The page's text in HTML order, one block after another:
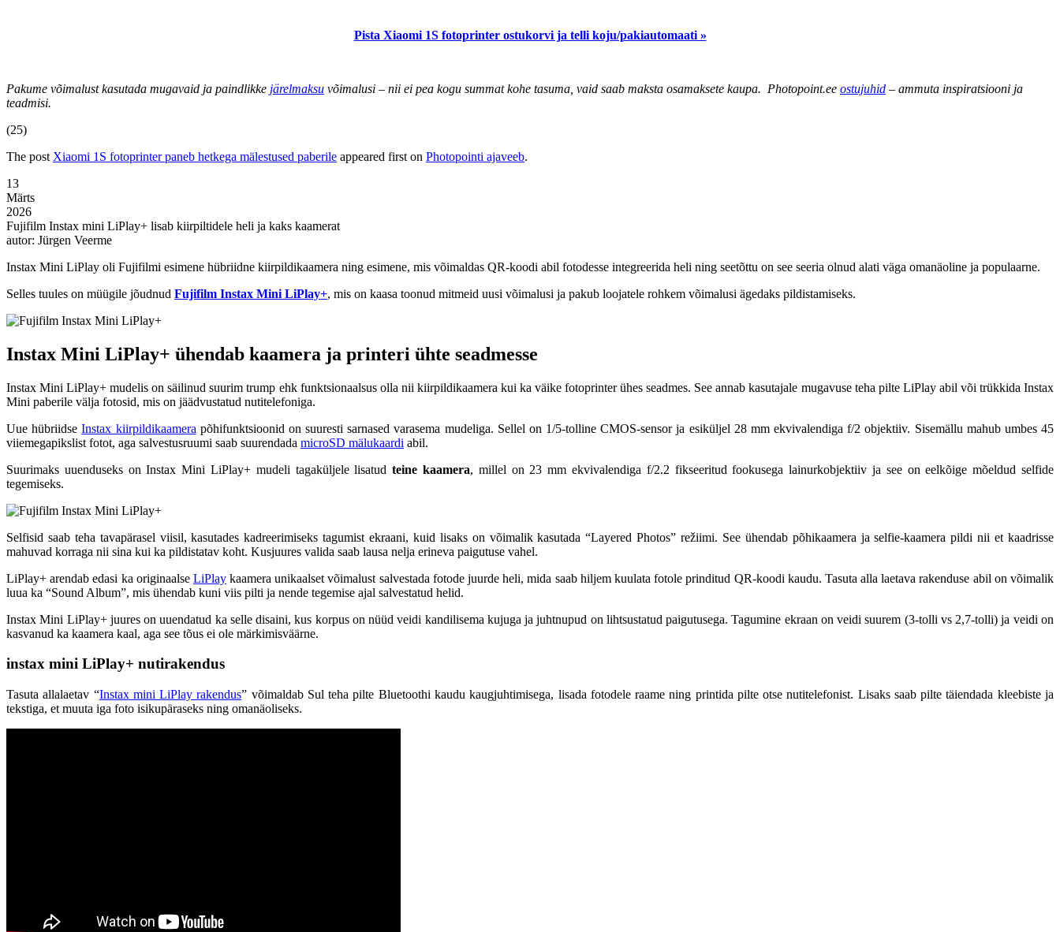
Pista Xiaomi 1S fotoprinter ostukorvi ja telli koju/pakiautomaati »
Pakume võimalust kasutada mugavaid ja paindlikke järelmaksu võimalusi – nii ei pea kogu summat kohe tasuma, vaid saab maksta osamaksete kaupa. Photopoint.ee ostujuhid – ammuta inspiratsiooni ja
teadmisi.
(25)
The post Xiaomi 1S fotoprinter paneb hetkega mälestused paberile appeared first on Photopointi ajaveeb.
13
Märts
2026
Fujifilm Instax mini LiPlay+ lisab kiirpiltidele heli ja kaks kaamerat
autor: Jürgen Veerme
Instax Mini LiPlay oli Fujifilmi esimene hübriidne kiirpildikaamera ning esimene, mis võimaldas QR-koodi abil fotodesse integreerida heli ning seetõttu on see seeria olnud alati väga omanäoline ja populaarne.
Selles tuules on müügile jõudnud Fujifilm Instax Mini LiPlay+, mis on kaasa toonud mitmeid uusi võimalusi ja pakub loojatele rohkem võimalusi ägedaks pildistamiseks.
Instax Mini LiPlay+ ühendab kaamera ja printeri ühte seadmesse
Instax Mini LiPlay+ mudelis on säilinud suurim trump ehk funktsionaalsus olla nii kiirpildikaamera kui ka väike fotoprinter ühes seadmes. See annab kasutajale mugavuse teha pilte LiPlay abil või trükkida Instax
Mini paberile välja fotosid, mis on jäädvustatud nutitelefoniga.
Uue hübriidseInstax kiirpildikaamera põhifunktsioonid on suuresti sarnased varasema mudeliga. Sellel on 1/5-tolline CMOS-sensor ja esiküljel 28 mm ekvivalendiga f/2 objektiiv. Sisemällu mahub umbes 45
viiemegapikslist fotot, aga salvestusruumi saab suurendada microSD mälukaardi abil.
Suurimaks uuenduseks on Instax Mini LiPlay+ mudeli tagaküljele lisatudteine kaamera, millel on 23 mm ekvivalendiga f/2.2 fikseeritud fookusega lainurkobjektiiv ja see on eelkõige mõeldud selfide
tegemiseks.
Selfisid saab teha tavapärasel viisil, kasutades kadreerimiseks tagumist ekraani, kuid lisaks on võimalik kasutada “Layered Photos” režiimi. See ühendab põhikaamera ja selfie-kaamera pildi nii et kaadrisse
mahuvad korraga nii sina kui ka pildistatav koht. Kusjuures valida saab lausa nelja erineva paigutuse vahel.
LiPlay+ arendab edasi ka originaalse LiPlaykaamera unikaalset võimalust salvestada fotode juurde heli, mida saab hiljem kuulata fotole prinditud QR-koodi kaudu. Tasuta alla laetava rakenduse abil on võimalik
luua ka “Sound Album”, mis ühendab kuni viis pilti ja nende tegemise ajal salvestatud helid.
Instax Mini LiPlay+ juures on uuendatud ka selle disaini, kus korpus on nüüd veidi kandilisema kujuga ja juhtnupud on lihtsustatud paigutusega. Tagumine ekraan on veidi suurem (3-tolli vs 2,7-tolli) ja veidi on
kasvanud ka kaamera kaal, aga see tõus ei ole märkimisväärne.
instax mini LiPlay+ nutirakendus
Tasuta allalaetav “Instax mini LiPlay rakendus” võimaldab Sul teha pilte Bluetoothi kaudu kaugjuhtimisega, lisada fotodele raame ning printida pilte otse nutitelefonist. Lisaks saab pilte täiendada kleebiste ja
tekstiga, et muuta iga foto isikupäraseks ning omanäoliseks.